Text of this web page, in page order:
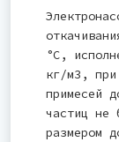
°С,
кг/м3, при
примесей
частиц не
размером